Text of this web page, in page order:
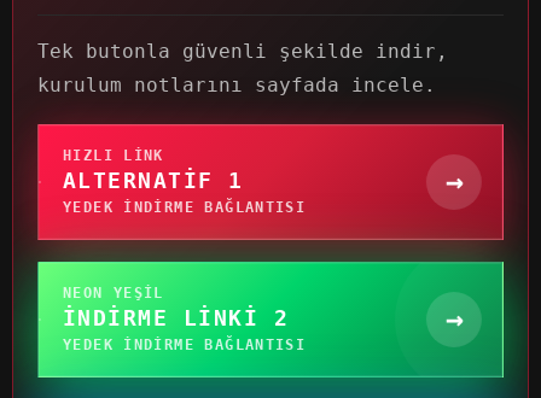
Tek butonla güvenli şekilde indir,
kurulum notlarını sayfada incele.
HIZLI LINK
ALTERNATIF 1
YEDEK INDIRME BAĞLANTISI
→
NEON YEŞIL
İNDIRME LINKI 2
YEDEK INDIRME BAĞLANTISI
→